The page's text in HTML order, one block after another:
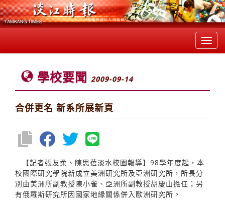
學校要聞 2009-09-14
合併更名 新系所展新頁
【記者張友柔、陳思蓓淡水校園報導】98學年度起，本
校國際研究學院新成立美洲研究所及亞洲研究所，所長分
別由美洲所副教授陳小雀、亞洲所副教授胡慶山擔任；另
有俄羅斯研究所因國家地緣關係併入歐洲研究所。